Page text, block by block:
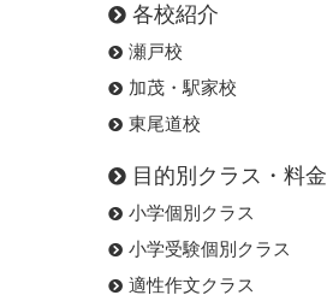
各校紹介
瀬戸校
加茂・駅家校
東尾道校
目的別クラス・料金
小学個別クラス
小学受験個別クラス
適性作文クラス